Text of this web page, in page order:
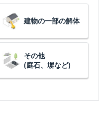
建物の一部の解体
その他
(庭石、塀など)